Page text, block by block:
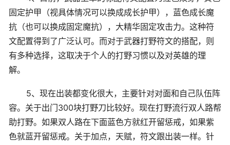
固定护甲（视具体情况可以换成成长护甲），蓝色成长魔
抗（也可以换成固定魔抗），大精华固定攻击力。这种符
文配置得到了广泛认可。而对于武器打野符文的搭配，则
有多种选择，这取决于个人的打野习惯以及对英雄的理
解。
5、现在出装都变化很大，主要针对对面和自己队伍阵
容。关于出门300块打野刀比较好。现在打野流行双人路帮
助打野。如果双人路在下面蓝色方就红开留惩戒，如果紫
色就蓝开留惩戒。关于加点，天赋，符文跟出装一样。针